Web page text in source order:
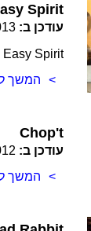
Spirit
עודכן ב:
Easy Spirit היא רשת נעליים מאוד נוחות לנשים והחנויות פרוסות ברחבי מנהטן
המשך
Chop't
עודכן ב:
המשך